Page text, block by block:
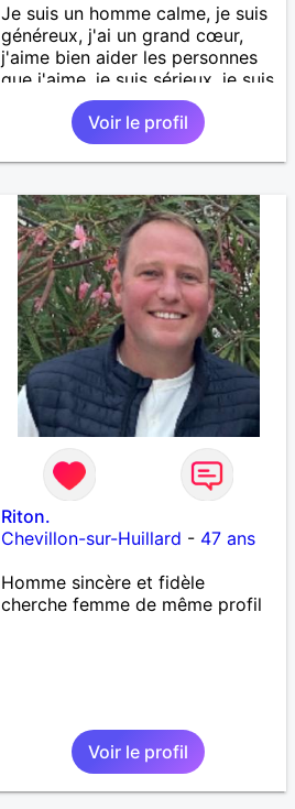
Je suis un homme calme, je suis
généreux, j'ai un grand cœur,
j'aime bien aider les personnes
que j'aime, je suis sérieux, je suis
sincère, je suis honnête, j'aime
pas qu'on joue avec moi et
j'aime pas les mensonges. Je
cherche une relation amoureuse
Voir le profil
Riton.
Chevillon-sur-Huillard - 47 ans
Homme sincère et fidèle
cherche femme de même profil
Voir le profil